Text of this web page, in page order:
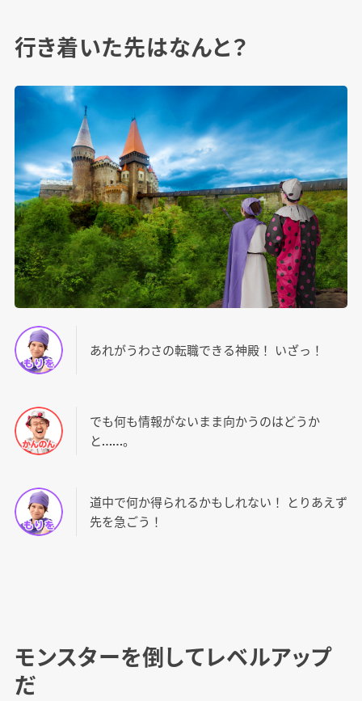
行き着いた先はなんと？
あれがうわさの転職できる神殿！ いざっ！
でも何も情報がないまま向かうのはどうか
と……。
道中で何か得られるかもしれない！ とりあえず
先を急ごう！
モンスターを倒してレベルアップ
だ